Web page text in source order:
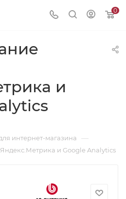
0
и
интернет-магазина —
и Google Analytics